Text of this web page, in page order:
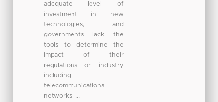
adequate level of
investment in new
technologies, and
governments lack the
tools to determine the
impact of their
regulations on industry
including
telecommunications
networks. ...